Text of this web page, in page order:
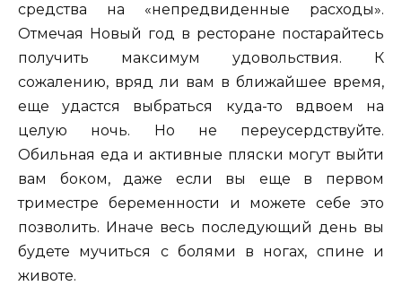
средства на «непредвиденные расходы».
Отмечая Новый год в ресторане постарайтесь
получить максимум удовольствия. К
сожалению, вряд ли вам в ближайшее время,
еще удастся выбраться куда-то вдвоем на
целую ночь. Но не переусердствуйте.
Обильная еда и активные пляски могут выйти
вам боком, даже если вы еще в первом
триместре беременности и можете себе это
позволить. Иначе весь последующий день вы
будете мучиться с болями в ногах, спине и
животе.